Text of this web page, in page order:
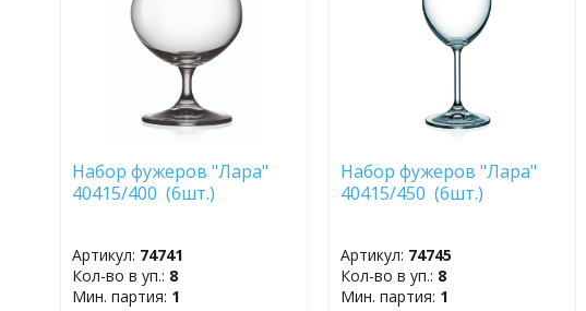
Набор фужеров "Лара"
40415/400 (6шт.)
Артикул: 74741
Кол-во в уп.: 8
Мин. партия: 1
Набор фужеров "Лара"
40415/450 (6шт.)
Артикул: 74745
Кол-во в уп.: 8
Мин. партия: 1